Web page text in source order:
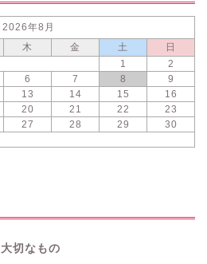
2026年8月
木 金 土
日
1
2
6 7 8
9
13 14 15
16
20 21 22
23
27 28 29
30
大切なもの